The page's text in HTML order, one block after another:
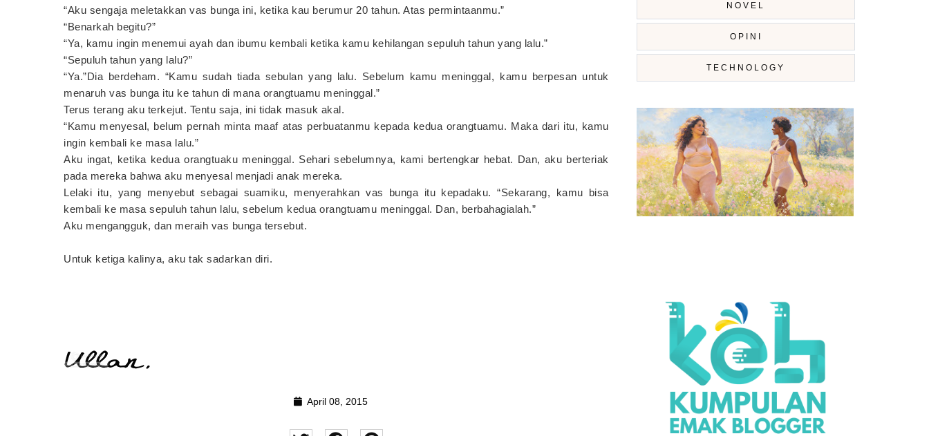
“Aku sengaja meletakkan vas bunga ini, ketika kau berumur 20 tahun. Atas permintaanmu.”
“Benarkah begitu?”
“Ya, kamu ingin menemui ayah dan ibumu kembali ketika kamu kehilangan sepuluh tahun yang lalu.”
“Sepuluh tahun yang lalu?”
“Ya.”Dia berdeham. “Kamu sudah tiada sebulan yang lalu. Sebelum kamu meninggal, kamu berpesan untuk
menaruh vas bunga itu ke tahun di mana orangtuamu meninggal.”
Terus terang aku terkejut. Tentu saja, ini tidak masuk akal.
“Kamu menyesal, belum pernah minta maaf atas perbuatanmu kepada kedua orangtuamu. Maka dari itu, kamu
ingin kembali ke masa lalu.”
Aku ingat, ketika kedua orangtuaku meninggal. Sehari sebelumnya, kami bertengkar hebat. Dan, aku berteriak
pada mereka bahwa aku menyesal menjadi anak mereka.
Lelaki itu, yang menyebut sebagai suamiku, menyerahkan vas bunga itu kepadaku. “Sekarang, kamu bisa
kembali ke masa sepuluh tahun lalu, sebelum kedua orangtuamu meninggal. Dan, berbahagialah.”
Aku mengangguk, dan meraih vas bunga tersebut.
Untuk ketiga kalinya, aku tak sadarkan diri.
April 08, 2015
NOVEL
OPINI
TECHNOLOGY